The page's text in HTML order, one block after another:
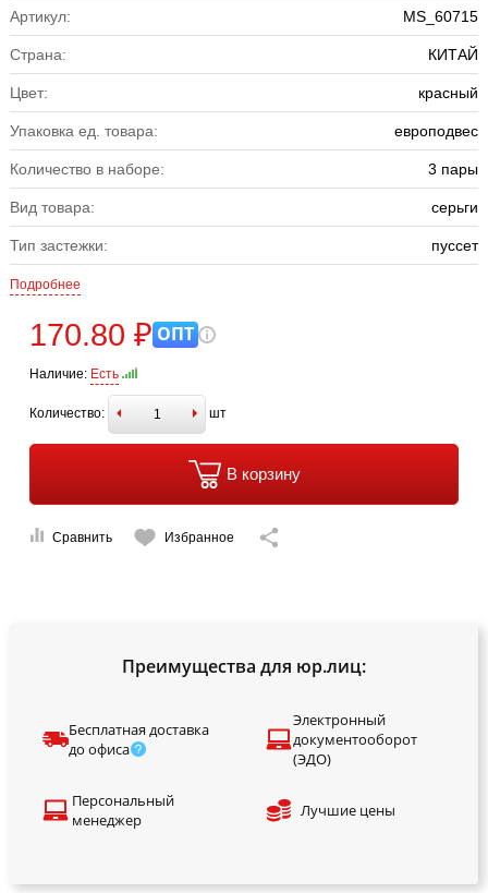
Артикул: MS_60715
Страна: КИТАЙ
Цвет: красный
Упаковка ед. товара: европодвес
Количество в наборе: 3 пары
Вид товара: серьги
Тип застежки: пуссет
Подробнее
170.80 ₽ ОПТ
Наличие: Есть
Количество: шт
В корзину
Сравнить Избранное
Преимущества для юр.лиц:
Бесплатная доставка
до офиса
Электронный
документооборот
(ЭДО)
Персональный
менеджер
Лучшие цены